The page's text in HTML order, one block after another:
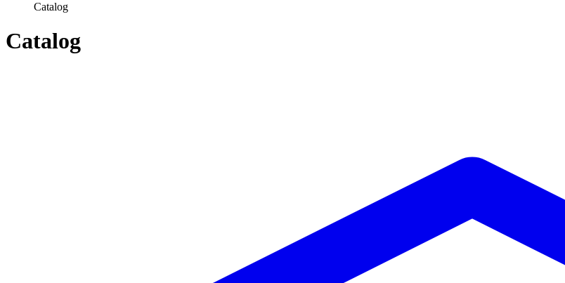
Catalog
Catalog